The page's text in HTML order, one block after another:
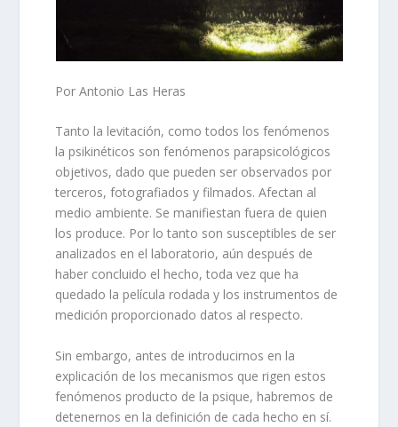
Por Antonio Las Heras
Tanto la levitación, como todos los fenómenos
la psikinéticos son fenómenos parapsicológicos
objetivos, dado que pueden ser observados por
terceros, fotografiados y filmados. Afectan al
medio ambiente. Se manifiestan fuera de quien
los produce. Por lo tanto son susceptibles de ser
analizados en el laboratorio, aún después de
haber concluido el hecho, toda vez que ha
quedado la película rodada y los instrumentos de
medición proporcionado datos al respecto.
Sin embargo, antes de introducirnos en la
explicación de los mecanismos que rigen estos
fenómenos producto de la psique, habremos de
detenernos en la definición de cada hecho en sí.